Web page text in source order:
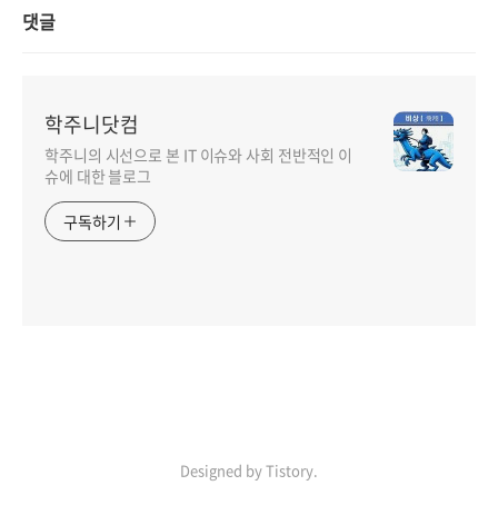
댓글
학주니닷컴
학주니의 시선으로 본 IT 이슈와 사회 전반적인 이
슈에 대한 블로그
구독하기
Designed by Tistory.